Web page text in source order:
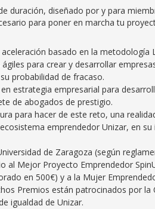
duración, diseñado por y para
para poner en marcha tu
aceleración basado en la metodología
para crear y desarrollar
probabilidad de fracaso.
estrategia empresarial para
de abogados de prestigio.
para hacer de este reto, una
emprendedor Unizar, en su
de Zaragoza (según
al Mejor Proyecto Emprendedor
en 500€) y a la Mujer
Premios están patrocinados por la
igualdad de Unizar.